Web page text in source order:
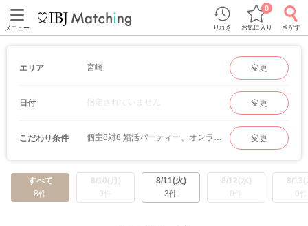
メニュー りれき お気に入り
0
さがす
エリア 宮崎 変更
日付 指定されていません 変更
こだわり条件 個室8対8 婚活パーティー、オンラインマッチング 変更
すべて
8件
8/10(月)
0件
8/11(火)
3件
8/12(水)
0件
8/13(
0件